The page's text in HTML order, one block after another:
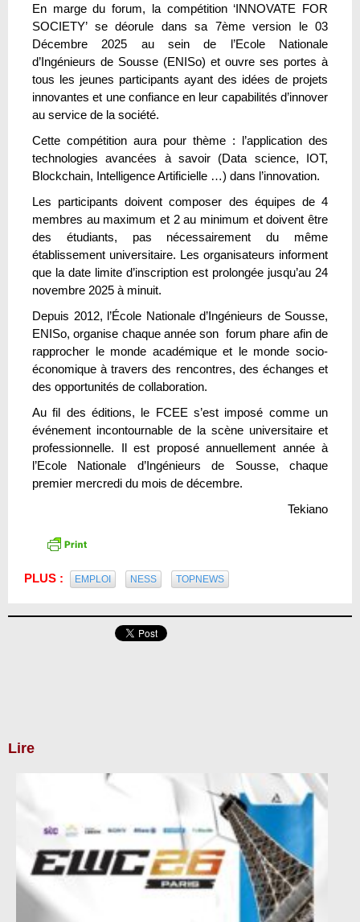
En marge du forum, la compétition ‘INNOVATE FOR
SOCIETY’ se déorule dans sa 7ème version le 03
Décembre 2025 au sein de l’Ecole Nationale
d’Ingénieurs de Sousse (ENISo) et ouvre ses portes à
tous les jeunes participants ayant des idées de projets
innovantes et une confiance en leur capabilités d’innover
au service de la société.
Cette compétition aura pour thème : l’application des
technologies avancées à savoir (Data science, IOT,
Blockchain, Intelligence Artificielle …) dans l’innovation.
Les participants doivent composer des équipes de 4
membres au maximum et 2 au minimum et doivent être
des étudiants, pas nécessairement du même
établissement universitaire. Les organisateurs informent
que la date limite d’inscription est prolongée jusqu’au 24
novembre 2025 à minuit.
Depuis 2012, l’École Nationale d’Ingénieurs de Sousse,
ENISo, organise chaque année son forum phare afin de
rapprocher le monde académique et le monde socio-
économique à travers des rencontres, des échanges et
des opportunités de collaboration.
Au fil des éditions, le FCEE s’est imposé comme un
événement incontournable de la scène universitaire et
professionnelle. Il est proposé annuellement année à
l’Ecole Nationale d’Ingénieurs de Sousse, chaque
premier mercredi du mois de décembre.
Tekiano
PLUS : EMPLOI NESS TOPNEWS
Lire